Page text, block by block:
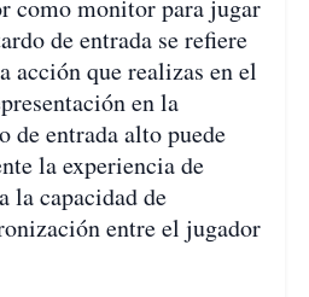
como monitor para jugar
de entrada se refiere
acción que realizas en el
en la
de entrada alto puede
la experiencia de
la capacidad de
entre el jugador